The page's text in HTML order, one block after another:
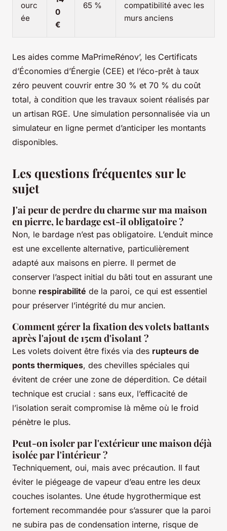
ourc
ée
0
€
65 %
compatibilité avec les
murs anciens
Les aides comme MaPrimeRénov’, les Certificats
d’Économies d’Énergie (CEE) et l’éco-prêt à taux
zéro peuvent couvrir entre 30 % et 70 % du coût
total, à condition que les travaux soient réalisés par
un artisan RGE. Une simulation personnalisée via un
simulateur en ligne permet d’anticiper les montants
disponibles.
Les questions fréquentes sur le
sujet
J'ai peur de perdre du charme sur ma maison
en pierre, le bardage est-il obligatoire ?
Non, le bardage n’est pas obligatoire. L’enduit mince
est une excellente alternative, particulièrement
adapté aux maisons en pierre. Il permet de
conserver l’aspect initial du bâti tout en assurant une
bonne respirabilité de la paroi, ce qui est essentiel
pour préserver l’intégrité du mur ancien.
Comment gérer la fixation des volets battants
après l'ajout de 15cm d'isolant ?
Les volets doivent être fixés via des rupteurs de
ponts thermiques, des chevilles spéciales qui
évitent de créer une zone de déperdition. Ce détail
technique est crucial : sans eux, l’efficacité de
l’isolation serait compromise là même où le froid
pénètre le plus.
Peut-on isoler par l'extérieur une maison déjà
isolée par l'intérieur ?
Techniquement, oui, mais avec précaution. Il faut
éviter le piégeage de vapeur d’eau entre les deux
couches isolantes. Une étude hygrothermique est
fortement recommandée pour s’assurer que la paroi
ne subira pas de condensation interne, risque de